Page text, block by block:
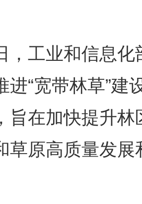
工业和信息化
进“宽带林草”
旨在加快提升
草原高质量发